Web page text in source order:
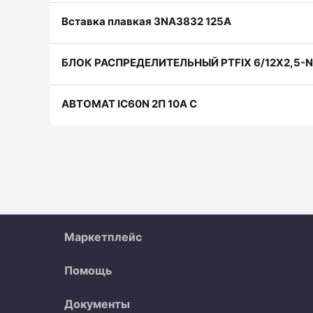
Вставка плавкая 3NA3832 125A
БЛОК РАСПРЕДЕЛИТЕЛЬНЫЙ PTFIX 6/12X2,5-
АВТОМАТ IC60N 2П 10А С
Маркетплейс
Помощь
Документы